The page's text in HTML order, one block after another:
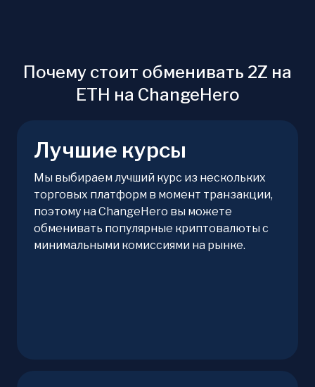
Почему стоит обменивать 2Z на
ETH на ChangeHero
Лучшие курсы
Мы выбираем лучший курс из нескольких
торговых платформ в момент транзакции,
поэтому на ChangeHero вы можете
обменивать популярные криптовалюты с
минимальными комиссиями на рынке.